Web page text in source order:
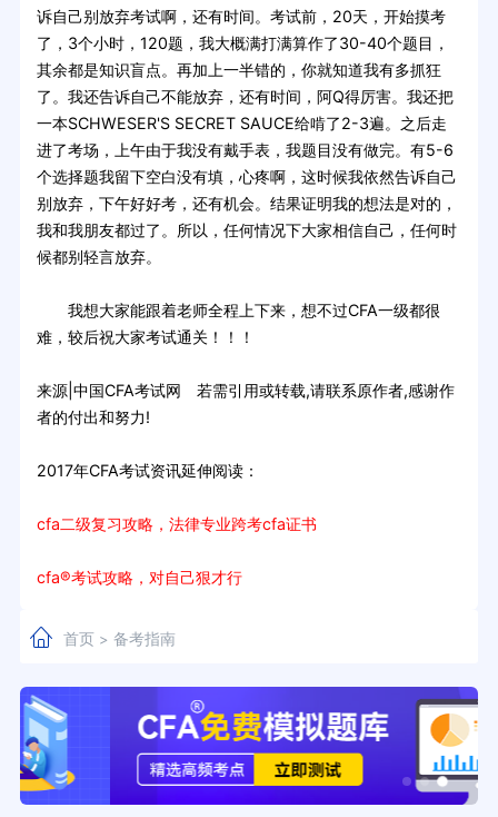
诉自己别放弃考试啊，还有时间。考试前，20天，开始摸考
了，3个小时，120题，我大概满打满算作了30-40个题目，
其余都是知识盲点。再加上一半错的，你就知道我有多抓狂
了。我还告诉自己不能放弃，还有时间，阿Q得厉害。我还把
一本SCHWESER'S SECRET SAUCE给啃了2-3遍。之后走
进了考场，上午由于我没有戴手表，我题目没有做完。有5-6
个选择题我留下空白没有填，心疼啊，这时候我依然告诉自己
别放弃，下午好好考，还有机会。结果证明我的想法是对的，
我和我朋友都过了。所以，任何情况下大家相信自己，任何时
候都别轻言放弃。
我想大家能跟着老师全程上下来，想不过CFA一级都很
难，较后祝大家考试通关！！！
来源|中国CFA考试网 若需引用或转载,请联系原作者,感谢作
者的付出和努力!
2017年CFA考试资讯延伸阅读：
cfa二级复习攻略，法律专业跨考cfa证书
cfa®考试攻略，对自己狠才行
首页> 备考指南